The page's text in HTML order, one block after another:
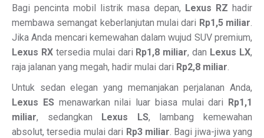
Bagi pencinta mobil listrik masa depan, Lexus RZ hadir
membawa semangat keberlanjutan mulai dari Rp1,5 miliar.
Jika Anda mencari kemewahan dalam wujud SUV premium,
Lexus RXtersedia mulai dari Rp1,8 miliar, dan Lexus LX,
raja jalanan yang megah, hadir mulai dari Rp2,8 miliar.
Untuk sedan elegan yang memanjakan perjalanan Anda,
Lexus ESmenawarkan nilai luar biasa mulai dari Rp1,1
miliar, sedangkan Lexus LS, lambang kemewahan
absolut, tersedia mulai dari Rp3 miliar. Bagi jiwa-jiwa yang